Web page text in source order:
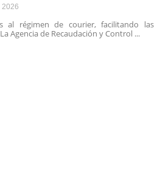
2026
al régimen de courier, facilitando las
Agencia de Recaudación y Control ...